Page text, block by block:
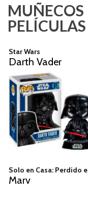
MUÑECOS
PELÍCULAS
Star Wars
Darth Vader
Solo en Casa: Perdido
Marv